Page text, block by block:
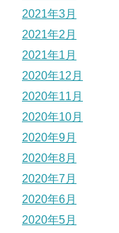
2021年3月
2021年2月
2021年1月
2020年12月
2020年11月
2020年10月
2020年9月
2020年8月
2020年7月
2020年6月
2020年5月